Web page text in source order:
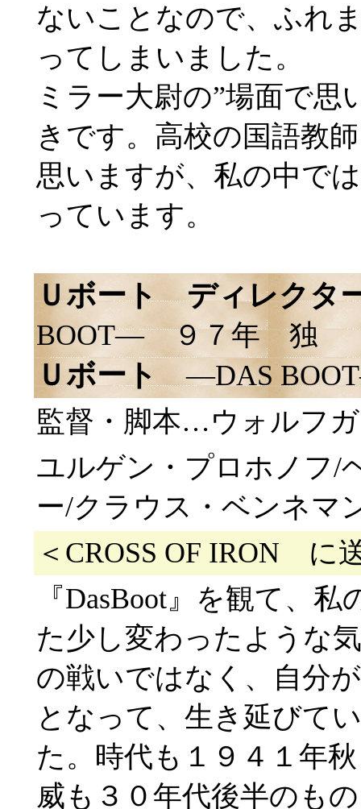
ないことなので、ふれ
ってしまいました。
ミラー大尉の”場面で思
きです。高校の国語教
思いますが、私の中で
っています。
Ｕボート ディレクタ
BOOT― ９７年 独
Ｕボート
―DAS
監督・脚本…ウォルフ
ユルゲン・プロホノフ/
ー/クラウス・ベンネマ
＜CROSS OF IRON に
『DasBoot』を観て、
た少し変わったような
の戦いではなく、自分
となって、生き延びて
た。時代も１９４１年
威も３０年代後半のも